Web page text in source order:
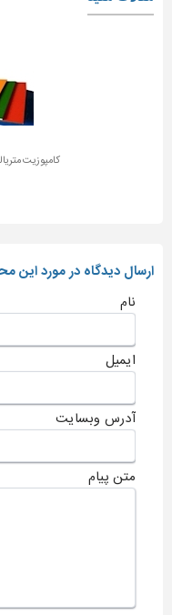
کامپوزیت
ارسال دیدگاه در مورد
نام
ایمیل
آدرس وبسایت
متن پیام